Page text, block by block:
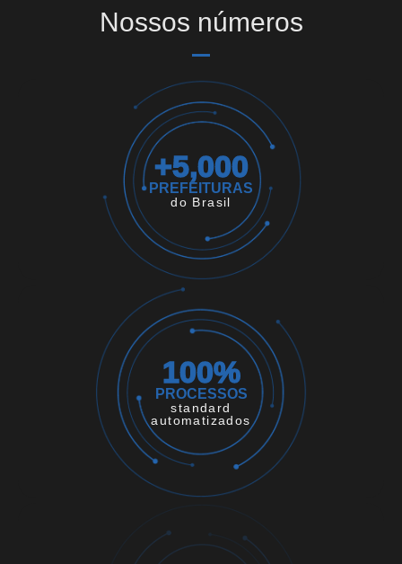
Nossos números
+5,000
PREFEITURAS
do Brasil
100%
PROCESSOS
standard
automatizados